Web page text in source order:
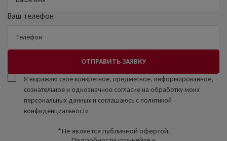
Ваш телефон
Я выражаю своё конкретное, предметное, информированное,
сознательное и однозначное согласие на обработку моих
персональных данных и соглашаюсь с политикой
конфиденциальности
ОТПРАВИТЬ ЗАЯВКУ
*Не является публичной офертой.